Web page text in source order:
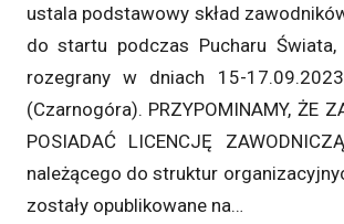
ustala podstawowy skład
do startu podczas Pucharu
rozegrany w dniach 15-
(Czarnogóra). PRZYPOMINAMY, ŻE
POSIADAĆ LICENCJĘ
należącego do struktur
zostały opublikowane na…